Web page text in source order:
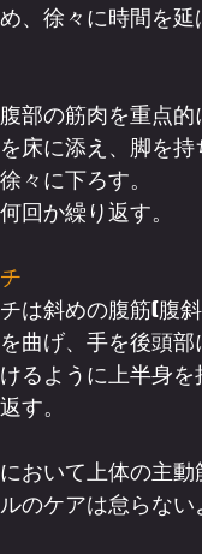
、徐々に時間を延
部の筋肉を重点的
床に添え、脚を持
々に下ろす。
回か繰り返す。
は斜めの腹筋(腹
曲げ、手を後頭部
るように上半身を
す。
おいて上体の主
のケアは怠らな